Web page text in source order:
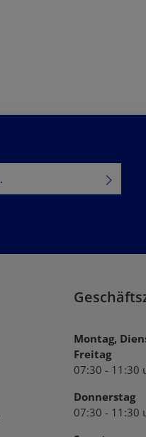
Montag,
Freitag
07:30 - 11:30
Donnerstag
07:30 - 11:30